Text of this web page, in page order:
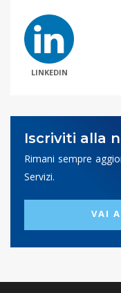
LINKEDIN
Iscriviti alla
Rimani sempre
Servizi.
VAI